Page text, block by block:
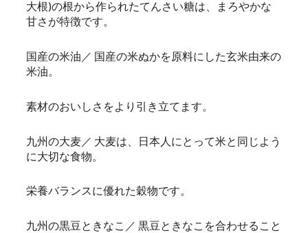
大根)の根から作られたてんさい糖は、まろやかな
甘さが特徴です。
国産の米油／ 国産の米ぬかを原料にした玄米由来の
米油。
素材のおいしさをより引き立てます。
九州の大麦／ 大麦は、日本人にとって米と同じよう
に大切な食物。
栄養バランスに優れた穀物です。
九州の黒豆ときなこ／ 黒豆ときなこを合わせること